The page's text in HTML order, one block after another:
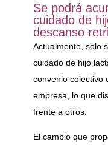
Se podrá
cuidado de
descanso
Actualmente, solo
cuidado de hijo
convenio colectivo
empresa, lo que
frente a otros.
El cambio que